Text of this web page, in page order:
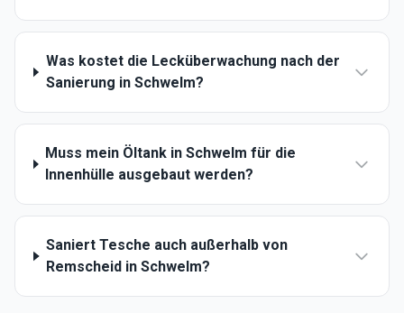
Was kostet die Lecküberwachung nach der
Sanierung in Schwelm?
Muss mein Öltank in Schwelm für die
Innenhülle ausgebaut werden?
Saniert Tesche auch außerhalb von
Remscheid in Schwelm?